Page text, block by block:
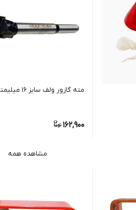
مته گازور ولف سایز 16 میلیمتر
162,900
مشاهده همه